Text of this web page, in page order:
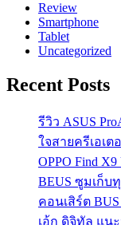
Review
Smartphone
Tablet
Uncategorized
Recent Posts
รีวิว ASUS
ใจสายครีเอเ
OPPO Find
BEUS ซูมเก็
คอนเสิร์ต
เอ้ก ดิจิทัล แนะ